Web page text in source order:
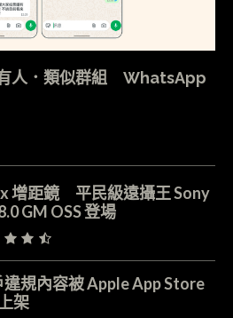
人．類似群組 WhatsApp
增距鏡 平民級遠攝王 Sony
GM OSS 登場
規內容被 Apple App Store
架